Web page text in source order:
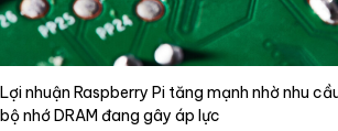
Lợi nhuận Raspberry Pi tăng mạnh nhờ nhu
bộ nhớ DRAM đang gây áp lực